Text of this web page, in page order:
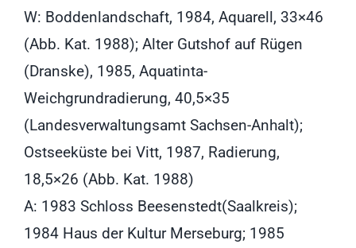
W: Boddenlandschaft, 1984, Aquarell, 33×46
(Abb. Kat. 1988); Alter Gutshof auf Rügen
(Dranske), 1985, Aquatinta-
Weichgrundradierung, 40,5×35
(Landesverwaltungsamt Sachsen-Anhalt);
Ostseeküste bei Vitt, 1987, Radierung,
18,5×26 (Abb. Kat. 1988)
A: 1983 Schloss Beesenstedt(Saalkreis);
1984 Haus der Kultur Merseburg; 1985